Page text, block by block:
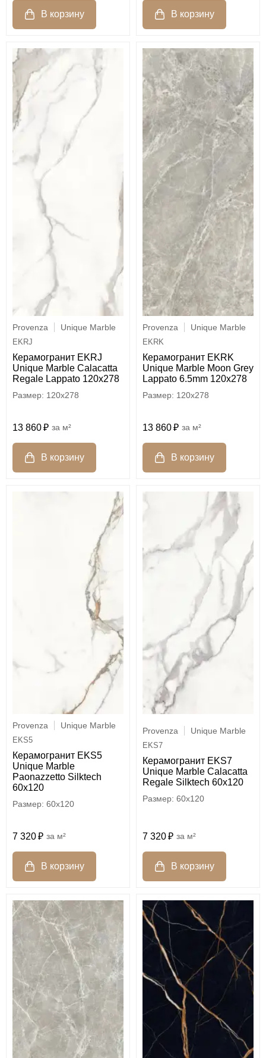
Provenza Unique Marble
EKRJ
Керамогранит EKRJ
Unique Marble Calacatta
Regale Lappato 120x278
120x278
13 860 м²
Provenza Unique Marble
EKRK
Керамогранит EKRK
Unique Marble Moon Grey
Lappato 6.5mm 120x278
120x278
13 860 м²
Provenza Unique Marble
EKS5
Керамогранит EKS5
Unique Marble
Paonazzetto Silktech
60x120
60x120
7 320 м²
Provenza Unique Marble
EKS7
Керамогранит EKS7
Unique Marble Calacatta
Regale Silktech 60x120
60x120
7 320 м²